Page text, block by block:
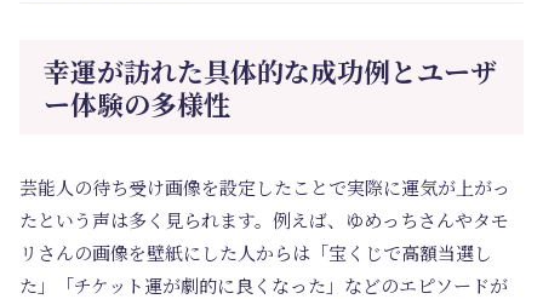
幸運が訪れた具体的な成功例とユーザ
ー体験の多様性
芸能人の待ち受け画像を設定したことで実際に運気が上がっ
たという声は多く見られます。例えば、ゆめっちさんやタモ
リさんの画像を壁紙にした人からは「宝くじで高額当選し
た」「チケット運が劇的に良くなった」などのエピソードが